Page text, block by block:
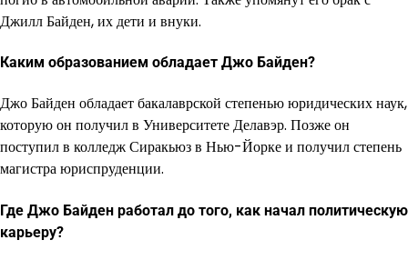
Джилл Байден, их дети и внуки.
Каким образованием обладает Джо Байден?
Джо Байден обладает бакалаврской степенью юридических наук,
которую он получил в Университете Делавэр. Позже он
поступил в колледж Сиракьюз в Нью-Йорке и получил степень
магистра юриспруденции.
Где Джо Байден работал до того, как начал политическую
карьеру?